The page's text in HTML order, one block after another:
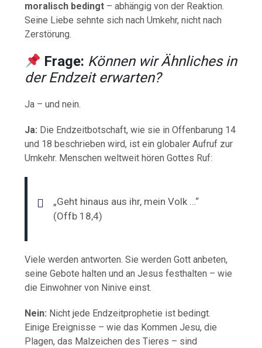
moralisch bedingt – abhängig von der Reaktion.
Seine Liebe sehnte sich nach Umkehr, nicht nach
Zerstörung.
Frage: Können wir Ähnliches in
der Endzeit erwarten?
Ja – und nein.
Ja: Die Endzeitbotschaft, wie sie in Offenbarung 14
und 18 beschrieben wird, ist ein globaler Aufruf zur
Umkehr. Menschen weltweit hören Gottes Ruf:
„Geht hinaus aus ihr, mein Volk …“
(Offb 18,4)
Viele werden antworten. Sie werden Gott anbeten,
seine Gebote halten und an Jesus festhalten – wie
die Einwohner von Ninive einst.
Nein: Nicht jede Endzeitprophetie ist bedingt.
Einige Ereignisse – wie das Kommen Jesu, die
Plagen, das Malzeichen des Tieres – sind